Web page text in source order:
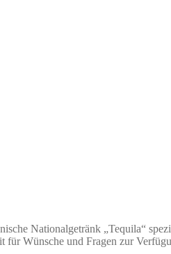
Nationalgetränk „Tequila“
für Wünsche und Fragen zur